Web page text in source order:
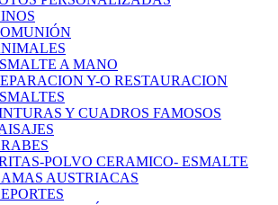
A MANO
Y-O RESTAURACION
Y CUADROS FAMOSOS
POLVO CERAMICO- ESMALTE
AUSTRIACAS